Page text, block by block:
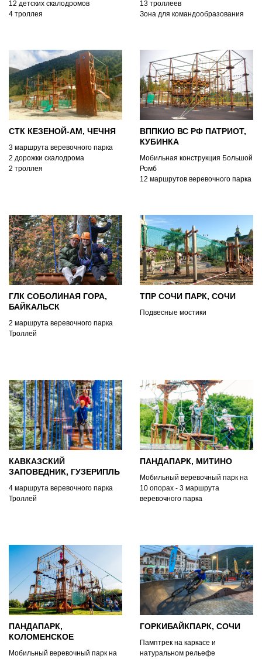
12 детских скалодромов
4 троллея
13 троллеев
Зона для командообразования
СТК КЕЗЕНОЙ-АМ, ЧЕЧНЯ
3 маршрута веревочного парка
2 дорожки скалодрома
2 троллея
ВППКИО ВС РФ ПАТРИОТ,
КУБИНКА
Мобильная конструкция Большой
Ромб
12 маршрутов веревочного парка
ГЛК СОБОЛИНАЯ ГОРА,
БАЙКАЛЬСК
2 маршрута веревочного парка
Троллей
ТПР СОЧИ ПАРК, СОЧИ
Подвесные мостики
КАВКАЗСКИЙ
ЗАПОВЕДНИК, ГУЗЕРИПЛЬ
4 маршрута веревочного парка
Троллей
ПАНДАПАРК, МИТИНО
Мобильный веревочный парк на
10 опорах - 3 маршрута
веревочного парка
ПАНДАПАРК,
КОЛОМЕНСКОЕ
Мобильный веревочный парк на
ГОРКИБАЙКПАРК, СОЧИ
Памптрек на каркасе и
натуральном рельефе